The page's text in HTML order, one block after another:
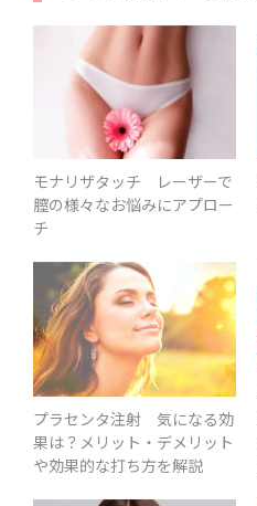
モナリザタッチ レーザーで
膣の様々なお悩みにアプロー
チ
プラセンタ注射 気になる効
果は？メリット・デメリット
や効果的な打ち方を解説